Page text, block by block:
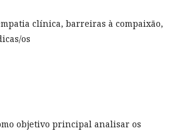
clínica, barreiras à compaixão,
os
objetivo principal analisar os